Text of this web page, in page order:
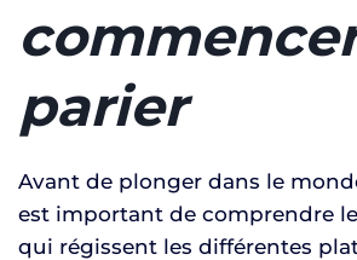
parier
Avant de plonger dans le
est important de comprendre
qui régissent les différentes